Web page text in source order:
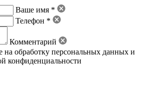
Ваше имя *
Телефон *
Комментарий
на обработку персональных данных и
конфиденциальности